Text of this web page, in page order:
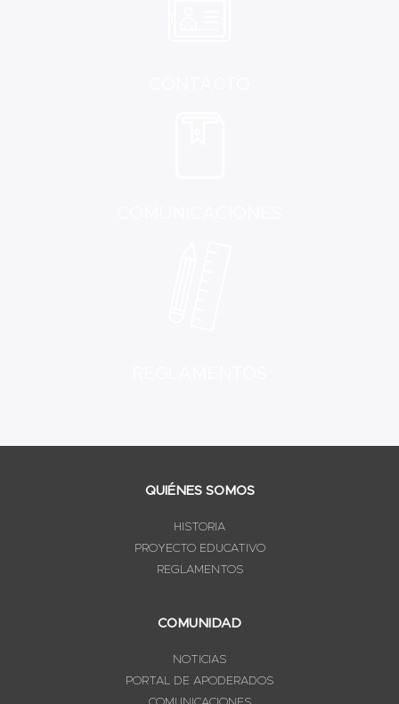
QUIÉNES SOMOS
HISTORIA
PROYECTO EDUCATIVO
REGLAMENTOS
COMUNIDAD
NOTICIAS
PORTAL DE APODERADOS